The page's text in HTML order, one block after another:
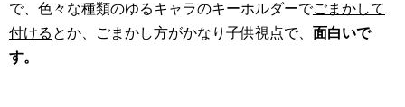
で、色々な種類のゆるキャラのキーホルダーでごまかして
付ける とか、ごまかし方がかなり子供視点で、 面白いで
す。